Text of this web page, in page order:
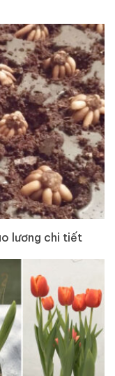
lương chi tiết